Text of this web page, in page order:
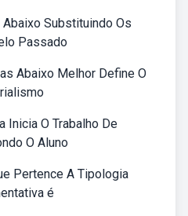
Substituindo Os
Passado
Abaixo Melhor Define O
Inicia O Trabalho De
O Aluno
Pertence A Tipologia
é